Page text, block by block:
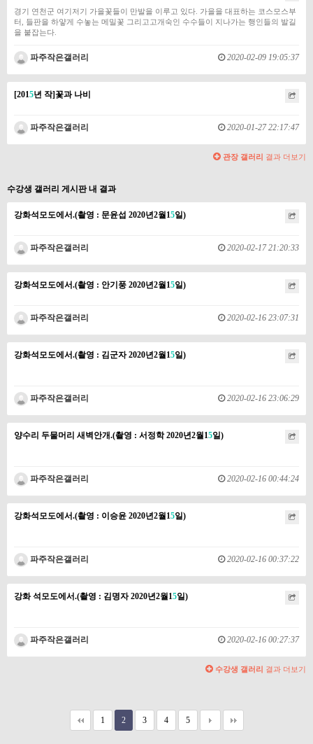
​​경기 연천군 여기저기 가을꽃들이 만발을 이루고 있다. 가을을 대표하는 코스모스부
터, 들판을 하얗게 수놓는 메밀꽃 그리고고개숙인 수수들이 지나가는 행인들의 발길
을 붙잡는다.
파주작은갤러리 2020-02-09 19:05:37
[2015년 작]꽃과 나비
파주작은갤러리 2020-01-27 22:17:47
관장 갤러리 결과 더보기
수강생 갤러리 게시판 내 결과
강화석모도에서.(촬영 : 문윤섭 2020년2월15일)
파주작은갤러리 2020-02-17 21:20:33
강화석모도에서.(촬영 : 안기풍 2020년2월15일)
파주작은갤러리 2020-02-16 23:07:31
강화석모도에서.(촬영 : 김군자 2020년2월15일)
파주작은갤러리 2020-02-16 23:06:29
양수리 두물머리 새벽안개.(촬영 : 서정학 2020년2월15일)
파주작은갤러리 2020-02-16 00:44:24
강화석모도에서.(촬영 : 이승윤 2020년2월15일)
파주작은갤러리 2020-02-16 00:37:22
강화 석모도에서.(촬영 : 김명자 2020년2월15일)
파주작은갤러리 2020-02-16 00:27:37
수강생 갤러리 결과 더보기
1 2 3 4 5